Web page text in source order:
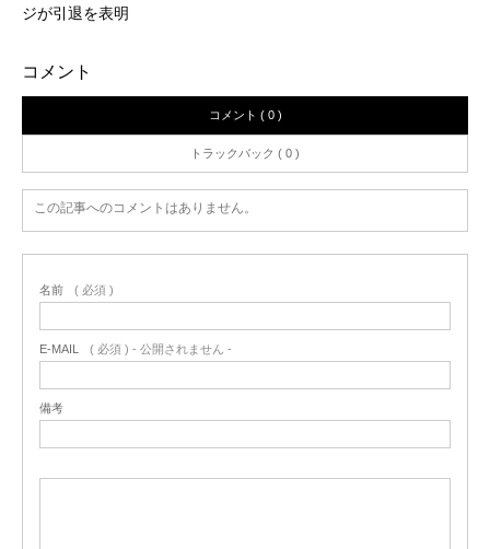
ジが引退を表明
コメント
コメント ( 0 )
トラックバック ( 0 )
この記事へのコメントはありません。
名前 ( 必須 )
E-MAIL ( 必須 ) - 公開されません -
備考